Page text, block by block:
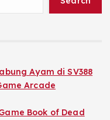
Ayam di SV388
Arcade
Book of Dead